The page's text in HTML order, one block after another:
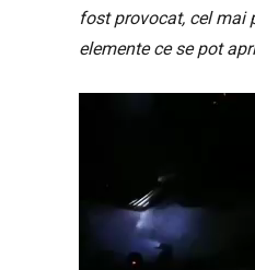
fost provocat, cel mai
elemente ce se pot